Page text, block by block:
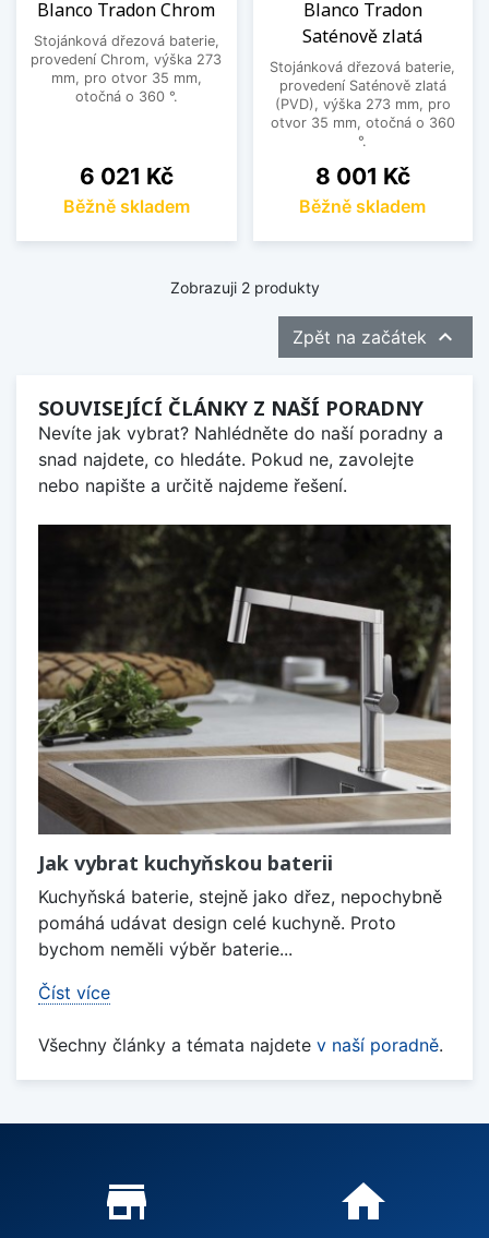
zajistí jednotný vzhled celé kuchyně.
Zobrazit méně
Blanco Tradon Chrom
Stojánková dřezová baterie,
provedení Chrom, výška 273
mm, pro otvor 35 mm,
otočná o 360 °.
Cena
6 021 Kč
Běžně skladem
Blanco Tradon
Saténově zlatá
Stojánková dřezová baterie,
provedení Saténově zlatá
(PVD), výška 273 mm, pro
otvor 35 mm, otočná o 360
°.
Cena
8 001 Kč
Běžně skladem
Zobrazuji 2 produkty
Zpět na začátek 
SOUVISEJÍCÍ ČLÁNKY Z NAŠÍ PORADNY
Nevíte jak vybrat? Nahlédněte do naší poradny a
snad najdete, co hledáte. Pokud ne, zavolejte
nebo napište a určitě najdeme řešení.
Jak vybrat kuchyňskou baterii
Kuchyňská baterie, stejně jako dřez, nepochybně
pomáhá udávat design celé kuchyně. Proto
bychom neměli výběr baterie...
Číst více
Všechny články a témata najdete v naší poradně.
Proč nakupovat u nás?
store_mall_directory home